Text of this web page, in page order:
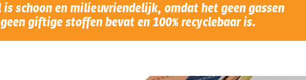
schoon en milieuvriendelijk, omdat het geen gassen
giftige stoffen bevat en 100% recyclebaar is.